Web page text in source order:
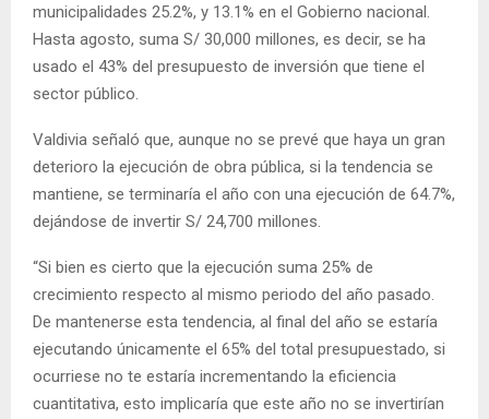
municipalidades 25.2%, y 13.1% en el Gobierno nacional.
Hasta agosto, suma S/ 30,000 millones, es decir, se ha
usado el 43% del presupuesto de inversión que tiene el
sector público.
Valdivia señaló que, aunque no se prevé que haya un gran
deterioro la ejecución de obra pública, si la tendencia se
mantiene, se terminaría el año con una ejecución de 64.7%,
dejándose de invertir S/ 24,700 millones.
“Si bien es cierto que la ejecución suma 25% de
crecimiento respecto al mismo periodo del año pasado.
De mantenerse esta tendencia, al final del año se estaría
ejecutando únicamente el 65% del total presupuestado, si
ocurriese no te estaría incrementando la eficiencia
cuantitativa, esto implicaría que este año no se invertirían